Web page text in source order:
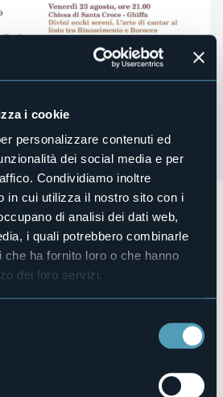
i cookie
personalizzare contenuti ed
dei social media e per
Condividiamo inoltre
in cui utilizza il nostro sito con i
di analisi dei dati web,
i quali potrebbero combinarle
ha fornito loro o che hanno
dei loro servizi.
presso la Chiesa di San
nell'ambito della rassegna
concerto diMartina Nifantani -
D.Owens, De Falla, Spohr, Reniè.